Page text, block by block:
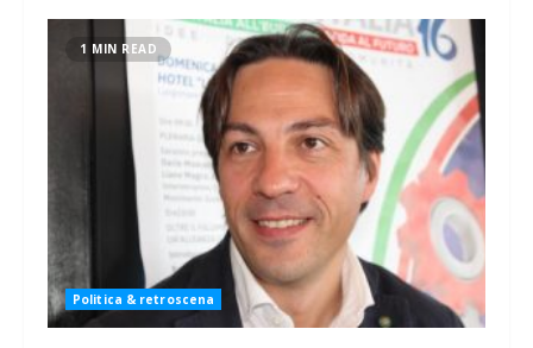
1 MIN READ
Politica & retroscena